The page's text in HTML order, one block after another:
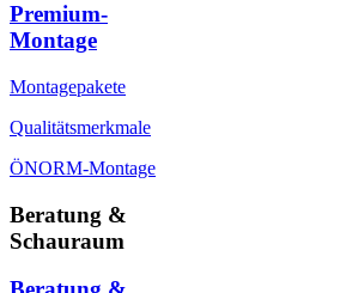
Premium-
Montage
Montagepakete
Qualitätsmerkmale
ÖNORM-Montage
Beratung &
Schauraum